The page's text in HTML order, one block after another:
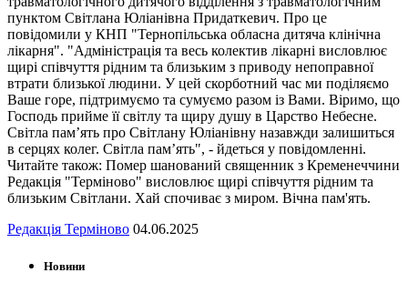
пунктом Світлана Юліанівна Придаткевич. Про це
повідомили у КНП "Тернопільська обласна дитяча клінічна
лікарня". "Адміністрація та весь колектив лікарні висловлює
щирі співчуття рідним та близьким з приводу непоправної
втрати близької людини. У цей скорботний час ми поділяємо
Ваше горе, підтримуємо та сумуємо разом із Вами. Віримо, що
Господь прийме її світлу та щиру душу в Царство Небесне.
Світла пам’ять про Світлану Юліанівну назавжди залишиться
в серцях колег. Світла пам’ять", - йдеться у повідомленні.
Читайте також: Помер шанований священник з Кременеччини
Редакція "Терміново" висловлює щирі співчуття рідним та
близьким Світлани. Хай спочиває з миром. Вічна пам'ять.
Редакція Терміново 04.06.2025
Новини